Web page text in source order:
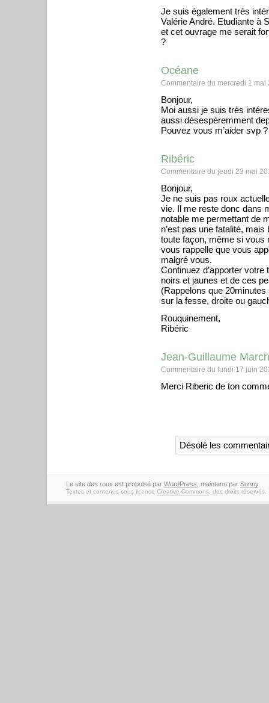
Je suis également très
Valérie André. Etudiante à
et cet ouvrage me serait
?
Océane
Commentaire du mercredi 1 mai
Bonjour,
Moi aussi je suis très
aussi désespéremment
Pouvez vous m’aider svp ?
Ribéric
Commentaire du jeudi 23 mai
Bonjour,
Je ne suis pas roux
vie. Il me reste donc dans
notable me permettant de
n’est pas une fatalité,
toute façon, même si vous
vous rappelle que vous
malgré vous.
Continuez d’apporter
noirs et jaunes et de ces
(Rappelons que
sur la fesse, droite ou
Rouquinement,
Ribéric
Jean-Guillaume
Commentaire du lundi 17 juin
Merci Riberic de ton
Désolé les
Le site des roux est propulsé par WordPress , maintenu par Sunny.
Textes et contenus sous licence Creative Commons, des droits réservés.